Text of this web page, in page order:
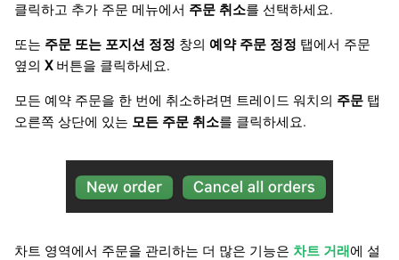
클릭하고 추가 주문 메뉴에서 주문 취소를 선택하세요.
또는 주문 또는 포지션 정정 창의 예약 주문 정정 탭에서 주문
옆의 X버튼을 클릭하세요.
모든 예약 주문을 한 번에 취소하려면 트레이드 워치의 주문 탭
오른쪽 상단에 있는 모든 주문 취소를 클릭하세요.
차트 영역에서 주문을 관리하는 더 많은 기능은 차트 거래에 설